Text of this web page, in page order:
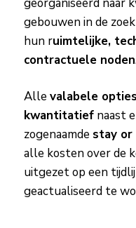
georganiseerd naar
gebouwen in de
hun ruimtelijke,
contractuele noden
Alle valabele opties
kwantitatiefnaast
zogenaamde stay or
alle kosten over de
uitgezet op een
geactualiseerd te